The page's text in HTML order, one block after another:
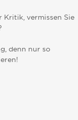
Kritik, vermissen Sie
denn nur so